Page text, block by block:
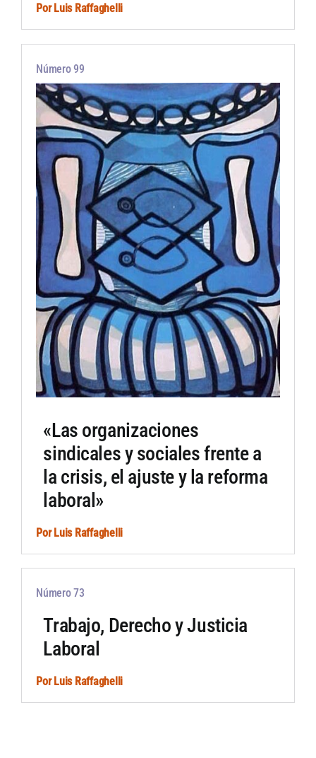
Por Luis Raffaghelli
Número 99
«Las organizaciones
sindicales y sociales frente a
la crisis, el ajuste y la reforma
laboral»
PorLuis Raffaghelli
Número 73
Trabajo, Derecho y Justicia
Laboral
Por Luis Raffaghelli